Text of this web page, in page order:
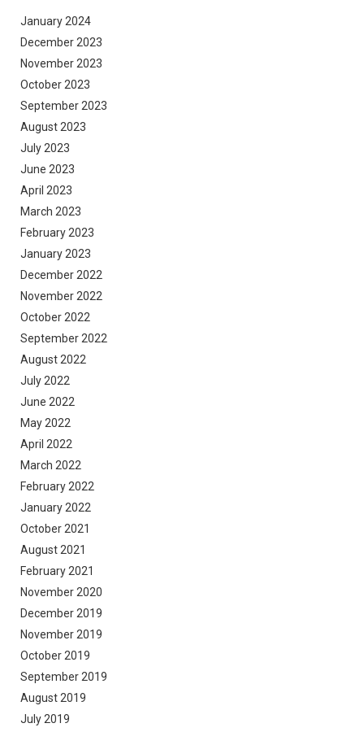
January 2024
December 2023
November 2023
October 2023
September 2023
August 2023
July 2023
June 2023
April 2023
March 2023
February 2023
January 2023
December 2022
November 2022
October 2022
September 2022
August 2022
July 2022
June 2022
May 2022
April 2022
March 2022
February 2022
January 2022
October 2021
August 2021
February 2021
November 2020
December 2019
November 2019
October 2019
September 2019
August 2019
July 2019